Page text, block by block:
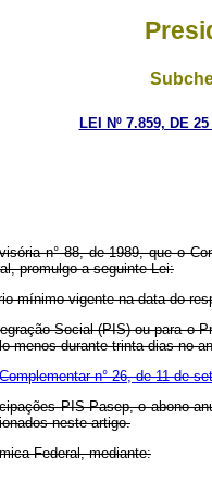
LEI Nº 7.859, DE
n° 88, de 1989, que o
promulgo a seguinte Lei:
mínimo vigente na data do
Social (PIS) ou para
menos durante trinta dias no
n° 26, de 11 de
PIS-Pasep, o abono
neste artigo.
Federal, mediante: